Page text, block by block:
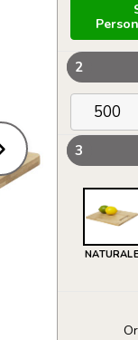
2
3
NATURALE